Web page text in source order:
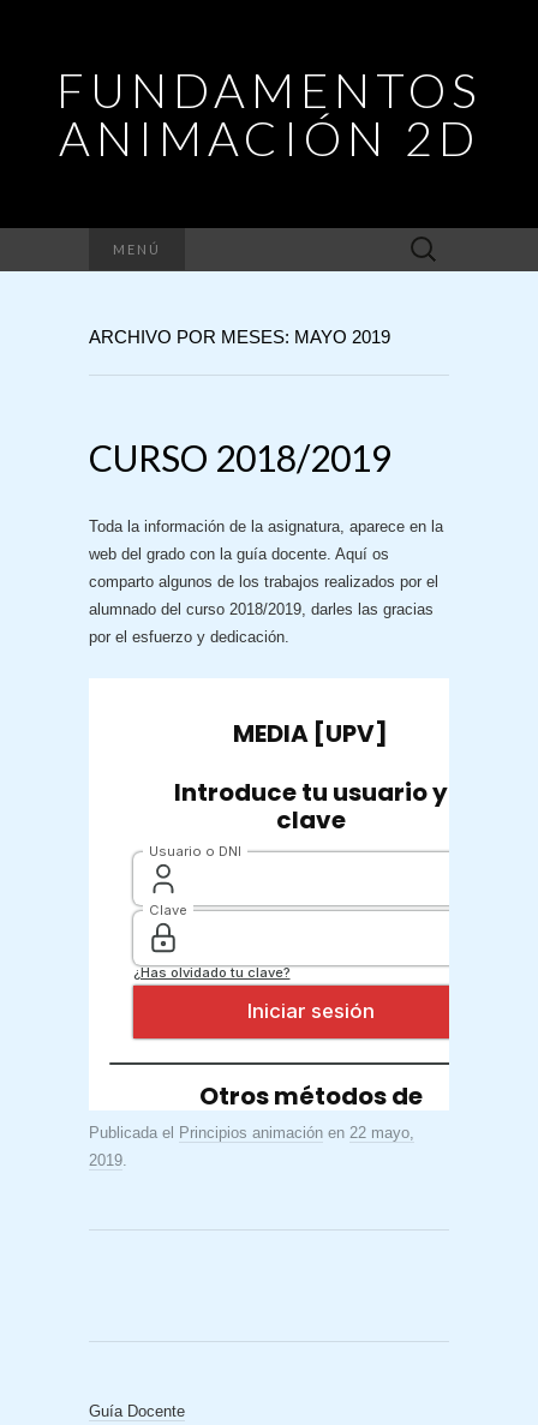
FUNDAMENTOS
ANIMACIÓN 2D
MENÚ Buscar:
ARCHIVO POR MESES: MAYO 2019
CURSO 2018/2019
Toda la información de la asignatura, aparece en la
web del grado con la guía docente. Aquí os
comparto algunos de los trabajos realizados por el
alumnado del curso 2018/2019, darles las gracias
por el esfuerzo y dedicación.
Publicada el Principios animación en 22 mayo,
2019.
Guía Docente